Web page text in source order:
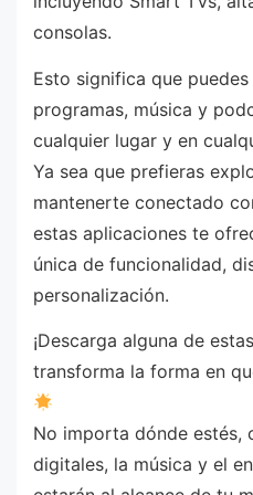
consolas.
Esto significa que
programas, música y
cualquier lugar y en
Ya sea que prefieras
mantenerte conectado
estas aplicaciones te
única de funcionalidad,
personalización.
¡Descarga alguna de
transforma la forma en
No importa dónde estés,
digitales, la música y el